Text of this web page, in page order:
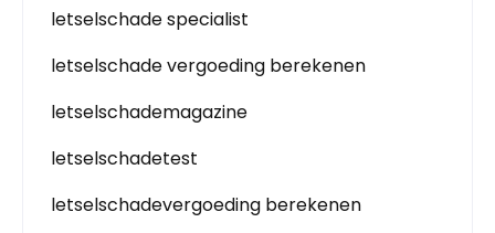
letselschade specialist
letselschade vergoeding berekenen
letselschademagazine
letselschadetest
letselschadevergoeding berekenen